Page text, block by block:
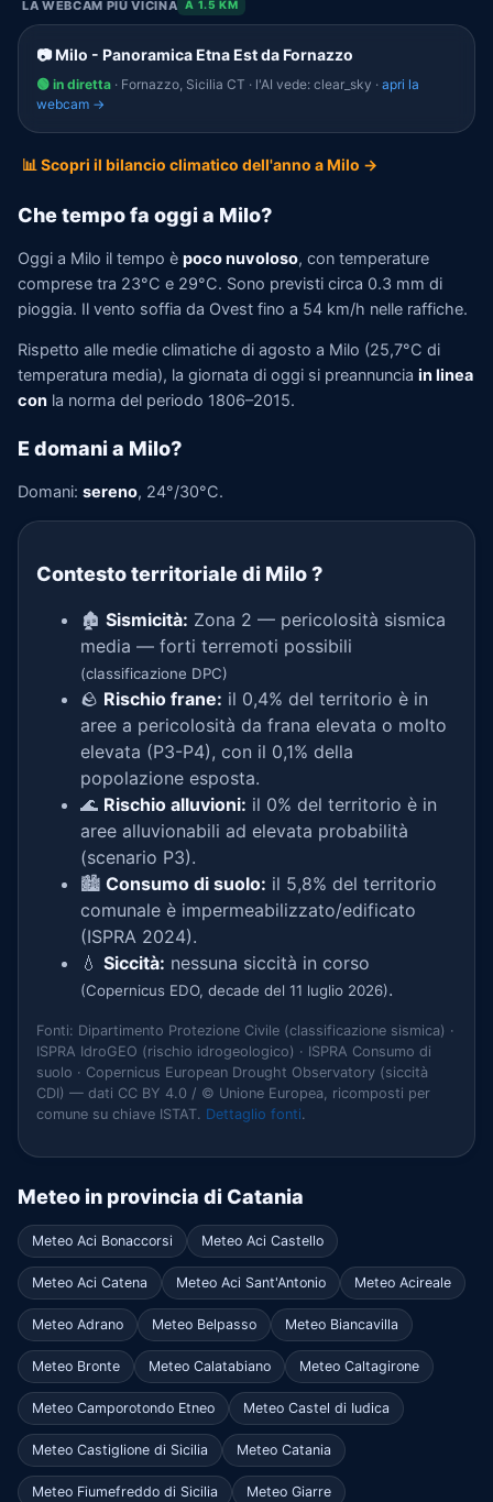
LA WEBCAM PIÙ VICINA A 1.5 KM
📷 Milo - Panoramica Etna Est da Fornazzo
🟢 in diretta · Fornazzo, Sicilia CT · l'AI vede: clear_sky · apri la
webcam →
📊 Scopri il bilancio climatico dell'anno a Milo →
Che tempo fa oggi a Milo?
Oggi a Milo il tempo è poco nuvoloso, con temperature
comprese tra 23°C e 29°C. Sono previsti circa 0.3 mm di
pioggia. Il vento soffia da Ovest fino a 54 km/h nelle raffiche.
Rispetto alle medie climatiche di agosto a Milo (25,7°C di
temperatura media), la giornata di oggi si preannuncia in linea
con la norma del periodo 1806–2015.
E domani a Milo?
Domani: sereno, 24°/30°C.
Contesto territoriale di Milo?
🏚️ Sismicità: Zona 2 — pericolosità sismica
media — forti terremoti possibili
(classificazione DPC)
🪨 Rischio frane: il 0,4% del territorio è in
aree a pericolosità da frana elevata o molto
elevata (P3-P4), con il 0,1% della
popolazione esposta.
🌊 Rischio alluvioni: il 0% del territorio è in
aree alluvionabili ad elevata probabilità
(scenario P3).
🏙️ Consumo di suolo: il 5,8% del territorio
comunale è impermeabilizzato/edificato
(ISPRA 2024).
💧 Siccità: nessuna siccità in corso
(Copernicus EDO, decade del 11 luglio 2026).
Fonti: Dipartimento Protezione Civile (classificazione sismica) ·
ISPRA IdroGEO (rischio idrogeologico) · ISPRA Consumo di
suolo · Copernicus European Drought Observatory (siccità
CDI) — dati CC BY 4.0 / © Unione Europea, ricomposti per
comune su chiave ISTAT. Dettaglio fonti.
Meteo in provincia di Catania
Meteo Aci Bonaccorsi Meteo Aci Castello
Meteo Aci Catena Meteo Aci Sant'Antonio Meteo Acireale
Meteo Adrano Meteo Belpasso Meteo Biancavilla
Meteo Bronte Meteo Calatabiano Meteo Caltagirone
Meteo Camporotondo Etneo Meteo Castel di Iudica
Meteo Castiglione di Sicilia Meteo Catania
Meteo Fiumefreddo di Sicilia Meteo Giarre